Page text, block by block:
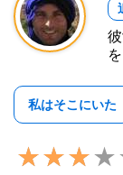
私はそこにいた